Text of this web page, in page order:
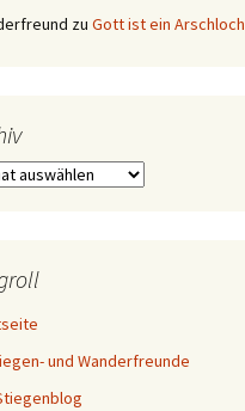
zu Gott ist ein Arschloch
und Wanderfreunde